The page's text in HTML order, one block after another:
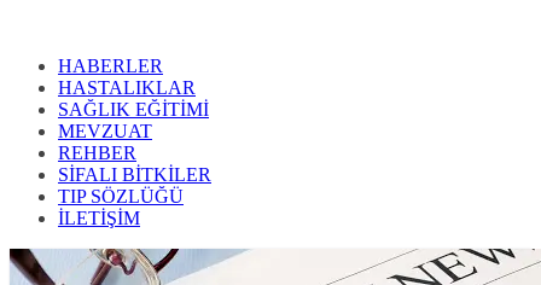
HABERLER
HASTALIKLAR
SAĞLIK EĞİTİMİ
MEVZUAT
REHBER
SİFALI BİTKİLER
TIP SÖZLÜĞÜ
İLETİŞİM